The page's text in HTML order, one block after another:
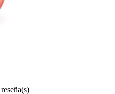
reseña(s)